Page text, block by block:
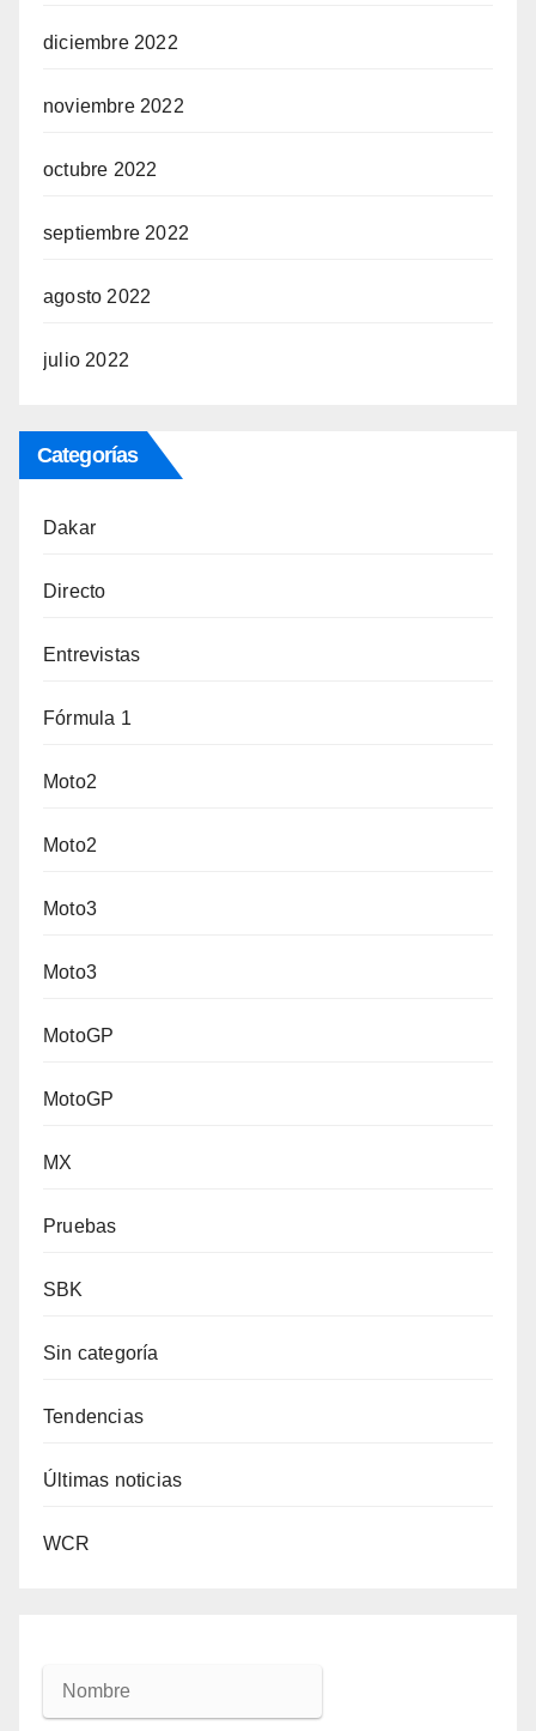
diciembre 2022
noviembre 2022
octubre 2022
septiembre 2022
agosto 2022
julio 2022
Categorías
Dakar
Directo
Entrevistas
Fórmula 1
Moto2
Moto2
Moto3
Moto3
MotoGP
MotoGP
MX
Pruebas
SBK
Sin categoría
Tendencias
Últimas noticias
WCR